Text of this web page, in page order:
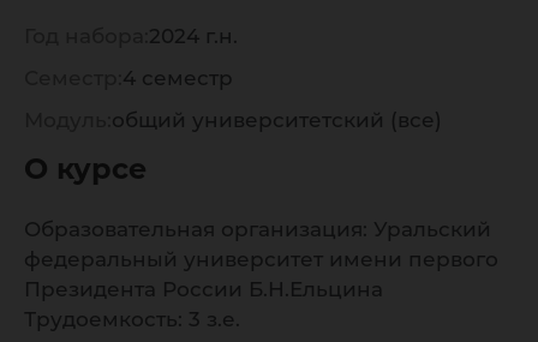
2024 г.н.
4 семестр
общий университетский (все)
О курсе
Образовательная организация: Уральский
федеральный университет имени первого
Президента России Б.Н.Ельцина
Трудоемкость: 3 з.е.